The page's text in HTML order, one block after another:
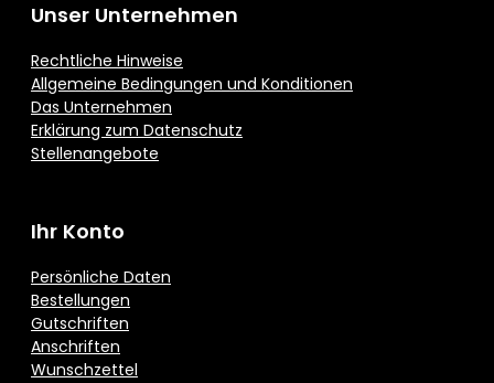
Unser Unternehmen
Rechtliche Hinweise
Allgemeine Bedingungen und Konditionen
Das Unternehmen
Erklärung zum Datenschutz
Stellenangebote
Ihr Konto
Persönliche Daten
Bestellungen
Gutschriften
Anschriften
Wunschzettel